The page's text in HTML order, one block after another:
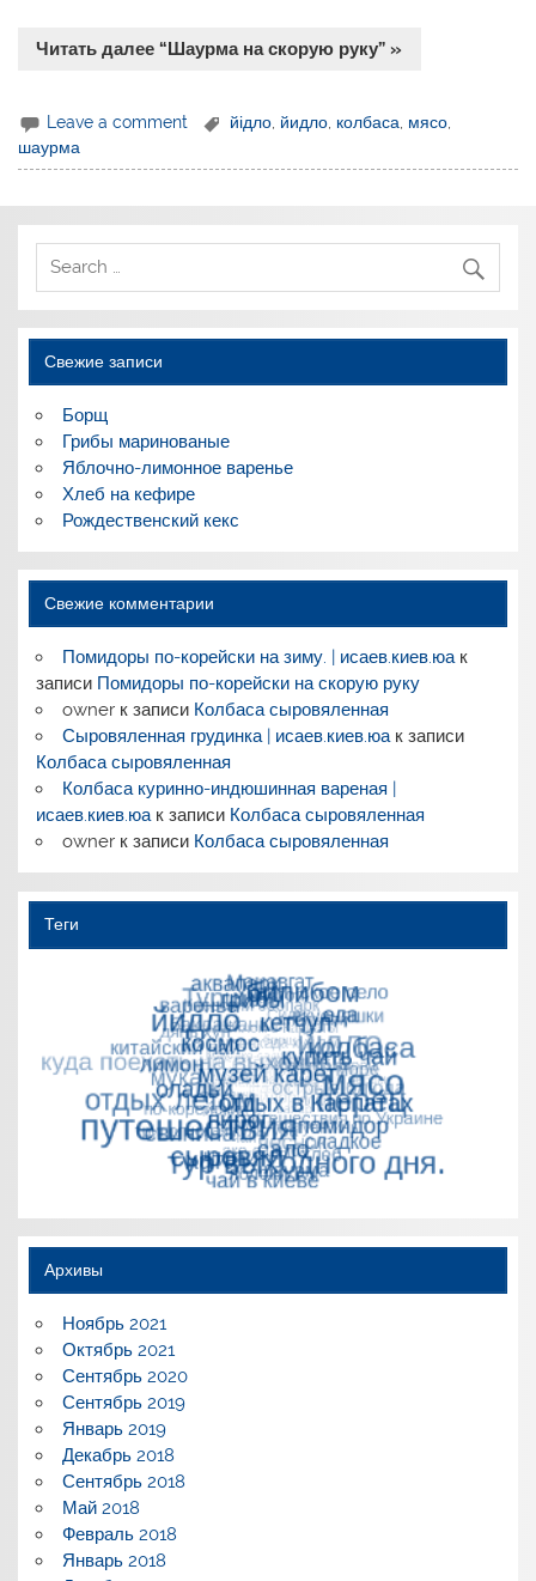
Читать далее “Шаурма на скорую руку” »
Leave a comment йідло йидло колбаса мясо
шаурма
Свежие записи
Борщ
Грибы маринованые
Яблочно-лимонное варенье
Хлеб на кефире
Рождественский кекс
Свежие комментарии
Помидоры по-корейски на зиму. | исаев.киев.юак
записи Помидоры по-корейски на скорую руку
ownerк записи Колбаса сыровяленная
Сыровяленная грудинка | исаев.киев.юак записи
Колбаса сыровяленная
Колбаса куринно-индюшинная вареная |
исаев.киев.юак записи Колбаса сыровяленная
ownerк записи Колбаса сыровяленная
Теги
Архивы
Ноябрь 2021
Октябрь 2021
Сентябрь 2020
Сентябрь 2019
Январь 2019
Декабрь 2018
Сентябрь 2018
Май 2018
Февраль 2018
Январь 2018